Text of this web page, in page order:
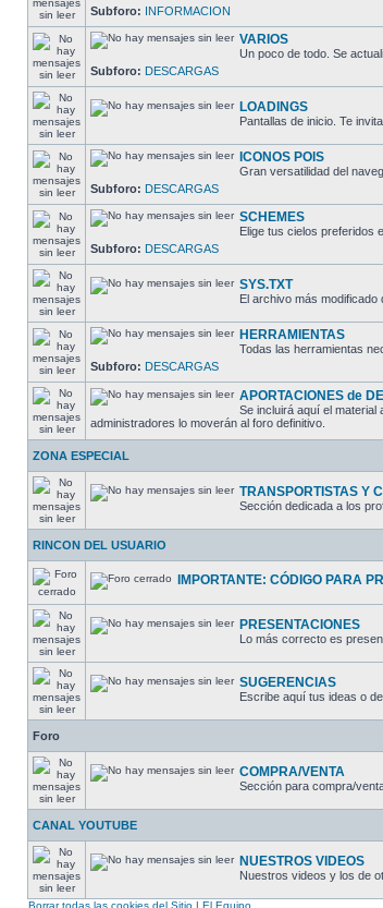
Subforo: INFORMACION
VARIOS
Un poco de todo. Se
Subforo: DESCARGAS
LOADINGS
Pantallas de inicio. Te
ICONOS POIS
Gran versatilidad del
Subforo: DESCARGAS
SCHEMES
Elige tus cielos preferidos
Subforo: DESCARGAS
SYS.TXT
El archivo más modificado
HERRAMIENTAS
Todas las herramientas
Subforo: DESCARGAS
APORTACIONES de
Se incluirá aquí el material
administradores lo moverán al foro definitivo.
ZONA ESPECIAL
TRANSPORTISTAS Y
Sección dedicada a los
RINCON DEL USUARIO
IMPORTANTE: CÓDIGO PARA
PRESENTACIONES
Lo más correcto es
SUGERENCIAS
Escribe aquí tus ideas o
Foro
COMPRA/VENTA
Sección para compra/
CANAL YOUTUBE
NUESTROS VIDEOS
Nuestros videos y los de
Borrar todas las cookies del Sitio | El Equipo